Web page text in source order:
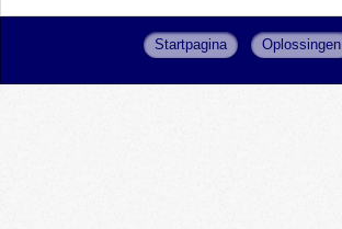
Startpagina Oplossingen